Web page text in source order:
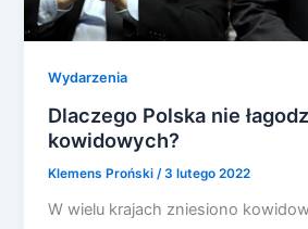
Wydarzenia
Dlaczego Polska nie
kowidowych?
Klemens Proński/3 lutego 2022
W wielu krajach zniesiono